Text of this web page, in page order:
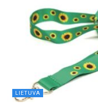
LIETUVA